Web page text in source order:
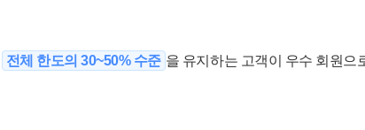
전체 한도의 30~50% 수준 을 유지하는 고객이 우수 회원으